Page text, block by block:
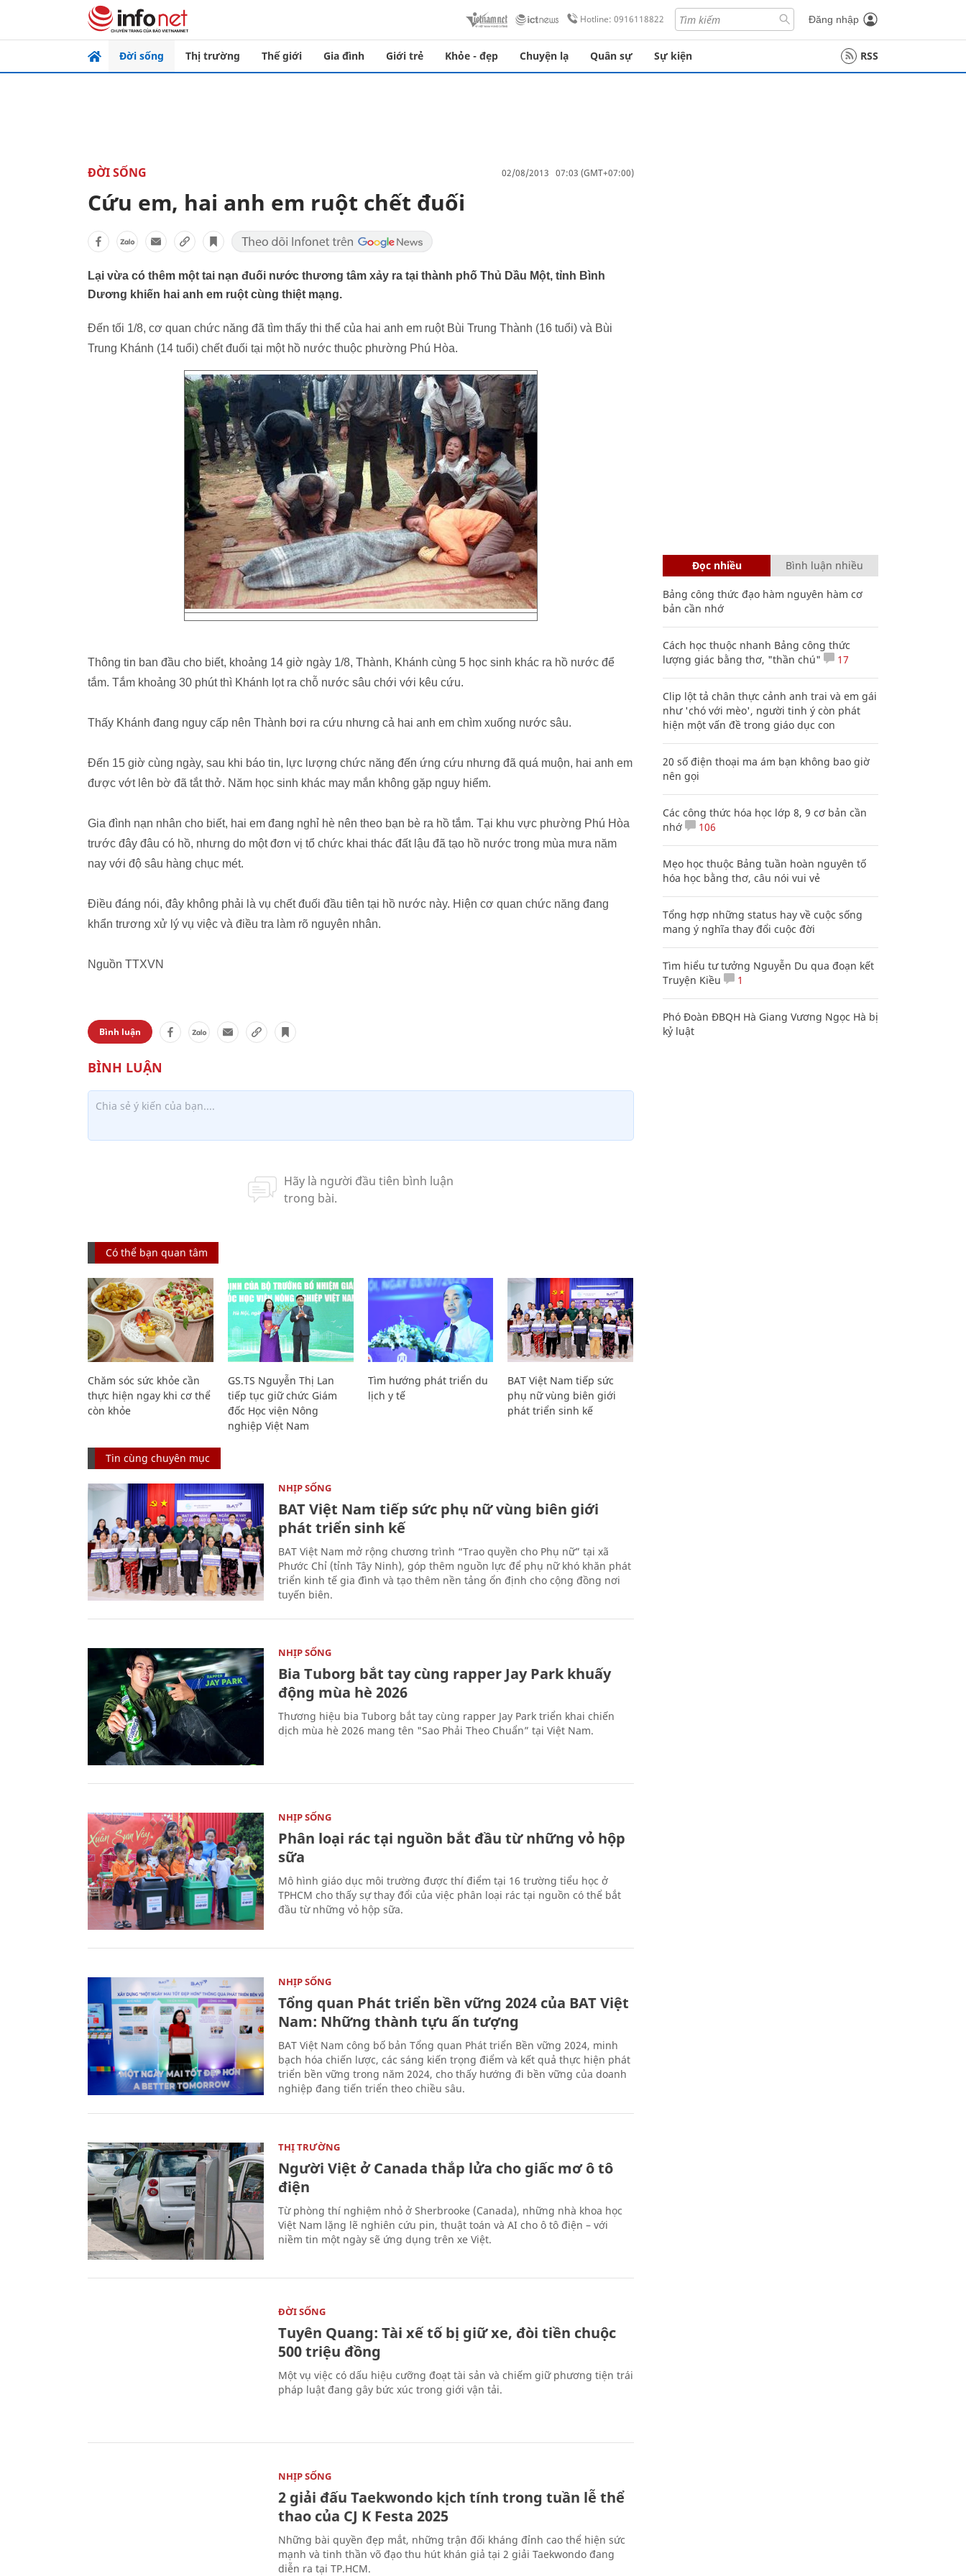
Hotline: 0916118822 Đăng nhập
Đời sống Thị trường Thế giới Gia đình Giới trẻ Khỏe - đẹp Chuyện lạ Quân sự Sự kiện RSS
ĐỜI SỐNG 02/08/2013 07:03 (GMT+07:00)
Cứu em, hai anh em ruột chết đuối
Lại vừa có thêm một tai nạn đuối nước thương tâm xảy ra tại thành phố Thủ Dầu Một, tỉnh Bình
Dương khiến hai anh em ruột cùng thiệt mạng.
Đến tối 1/8, cơ quan chức năng đã tìm thấy thi thể của hai anh em ruột Bùi Trung Thành (16 tuổi) và Bùi
Trung Khánh (14 tuổi) chết đuối tại một hồ nước thuộc phường Phú Hòa.
Thông tin ban đầu cho biết, khoảng 14 giờ ngày 1/8, Thành, Khánh cùng 5 học sinh khác ra hồ nước để
tắm. Tắm khoảng 30 phút thì Khánh lọt ra chỗ nước sâu chới với kêu cứu.
Thấy Khánh đang nguy cấp nên Thành bơi ra cứu nhưng cả hai anh em chìm xuống nước sâu.
Đến 15 giờ cùng ngày, sau khi báo tin, lực lượng chức năng đến ứng cứu nhưng đã quá muộn, hai anh em
được vớt lên bờ đã tắt thở. Năm học sinh khác may mắn không gặp nguy hiểm.
Gia đình nạn nhân cho biết, hai em đang nghỉ hè nên theo bạn bè ra hồ tắm. Tại khu vực phường Phú Hòa
trước đây đâu có hồ, nhưng do một đơn vị tổ chức khai thác đất lậu đã tạo hồ nước trong mùa mưa năm
nay với độ sâu hàng chục mét.
Điều đáng nói, đây không phải là vụ chết đuối đầu tiên tại hồ nước này. Hiện cơ quan chức năng đang
khẩn trương xử lý vụ việc và điều tra làm rõ nguyên nhân.
Nguồn TTXVN
Bình luận
Có thể bạn quan tâm
Chăm sóc sức khỏe cần
thực hiện ngay khi cơ thể
còn khỏe
GS.TS Nguyễn Thị Lan
tiếp tục giữ chức Giám
đốc Học viện Nông
nghiệp Việt Nam
Tìm hướng phát triển du
lịch y tế
BAT Việt Nam tiếp sức
phụ nữ vùng biên giới
phát triển sinh kế
Tin cùng chuyên mục
NHỊP SỐNG
BAT Việt Nam tiếp sức phụ nữ vùng biên giới
phát triển sinh kế
BAT Việt Nam mở rộng chương trình “Trao quyền cho Phụ nữ” tại xã
Phước Chỉ (tỉnh Tây Ninh), góp thêm nguồn lực để phụ nữ khó khăn phát
triển kinh tế gia đình và tạo thêm nền tảng ổn định cho cộng đồng nơi
tuyến biên.
NHỊP SỐNG
Bia Tuborg bắt tay cùng rapper Jay Park khuấy
động mùa hè 2026
Thương hiệu bia Tuborg bắt tay cùng rapper Jay Park triển khai chiến
dịch mùa hè 2026 mang tên "Sao Phải Theo Chuẩn” tại Việt Nam.
NHỊP SỐNG
Phân loại rác tại nguồn bắt đầu từ những vỏ hộp
sữa
Mô hình giáo dục môi trường được thí điểm tại 16 trường tiểu học ở
TPHCM cho thấy sự thay đổi của việc phân loại rác tại nguồn có thể bắt
đầu từ những vỏ hộp sữa.
NHỊP SỐNG
Tổng quan Phát triển bền vững 2024 của BAT Việt
Nam: Những thành tựu ấn tượng
BAT Việt Nam công bố bản Tổng quan Phát triển Bền vững 2024, minh
bạch hóa chiến lược, các sáng kiến trọng điểm và kết quả thực hiện phát
triển bền vững trong năm 2024, cho thấy hướng đi bền vững của doanh
nghiệp đang tiến triển theo chiều sâu.
THỊ TRƯỜNG
Người Việt ở Canada thắp lửa cho giấc mơ ô tô
điện
Từ phòng thí nghiệm nhỏ ở Sherbrooke (Canada), những nhà khoa học
Việt Nam lặng lẽ nghiên cứu pin, thuật toán và AI cho ô tô điện – với
niềm tin một ngày sẽ ứng dụng trên xe Việt.
ĐỜI SỐNG
Tuyên Quang: Tài xế tố bị giữ xe, đòi tiền chuộc
500 triệu đồng
Một vụ việc có dấu hiệu cưỡng đoạt tài sản và chiếm giữ phương tiện trái
pháp luật đang gây bức xúc trong giới vận tải.
NHỊP SỐNG
2 giải đấu Taekwondo kịch tính trong tuần lễ thể
thao của CJ K Festa 2025
Những bài quyền đẹp mắt, những trận đối kháng đỉnh cao thể hiện sức
mạnh và tinh thần võ đạo thu hút khán giả tại 2 giải Taekwondo đang
diễn ra tại TP.HCM.
Đọc nhiều Bình luận nhiều
Bảng công thức đạo hàm nguyên hàm cơ
bản cần nhớ
Cách học thuộc nhanh Bảng công thức
lượng giác bằng thơ, "thần chú"
17
Clip lột tả chân thực cảnh anh trai và em gái
như 'chó với mèo', người tinh ý còn phát
hiện một vấn đề trong giáo dục con
20 số điện thoại ma ám bạn không bao giờ
nên gọi
Các công thức hóa học lớp 8, 9 cơ bản cần
nhớ
106
Mẹo học thuộc Bảng tuần hoàn nguyên tố
hóa học bằng thơ, câu nói vui vẻ
Tổng hợp những status hay về cuộc sống
mang ý nghĩa thay đổi cuộc đời
Tìm hiểu tư tưởng Nguyễn Du qua đoạn kết
Truyện Kiều
1
Phó Đoàn ĐBQH Hà Giang Vương Ngọc Hà bị
kỷ luật